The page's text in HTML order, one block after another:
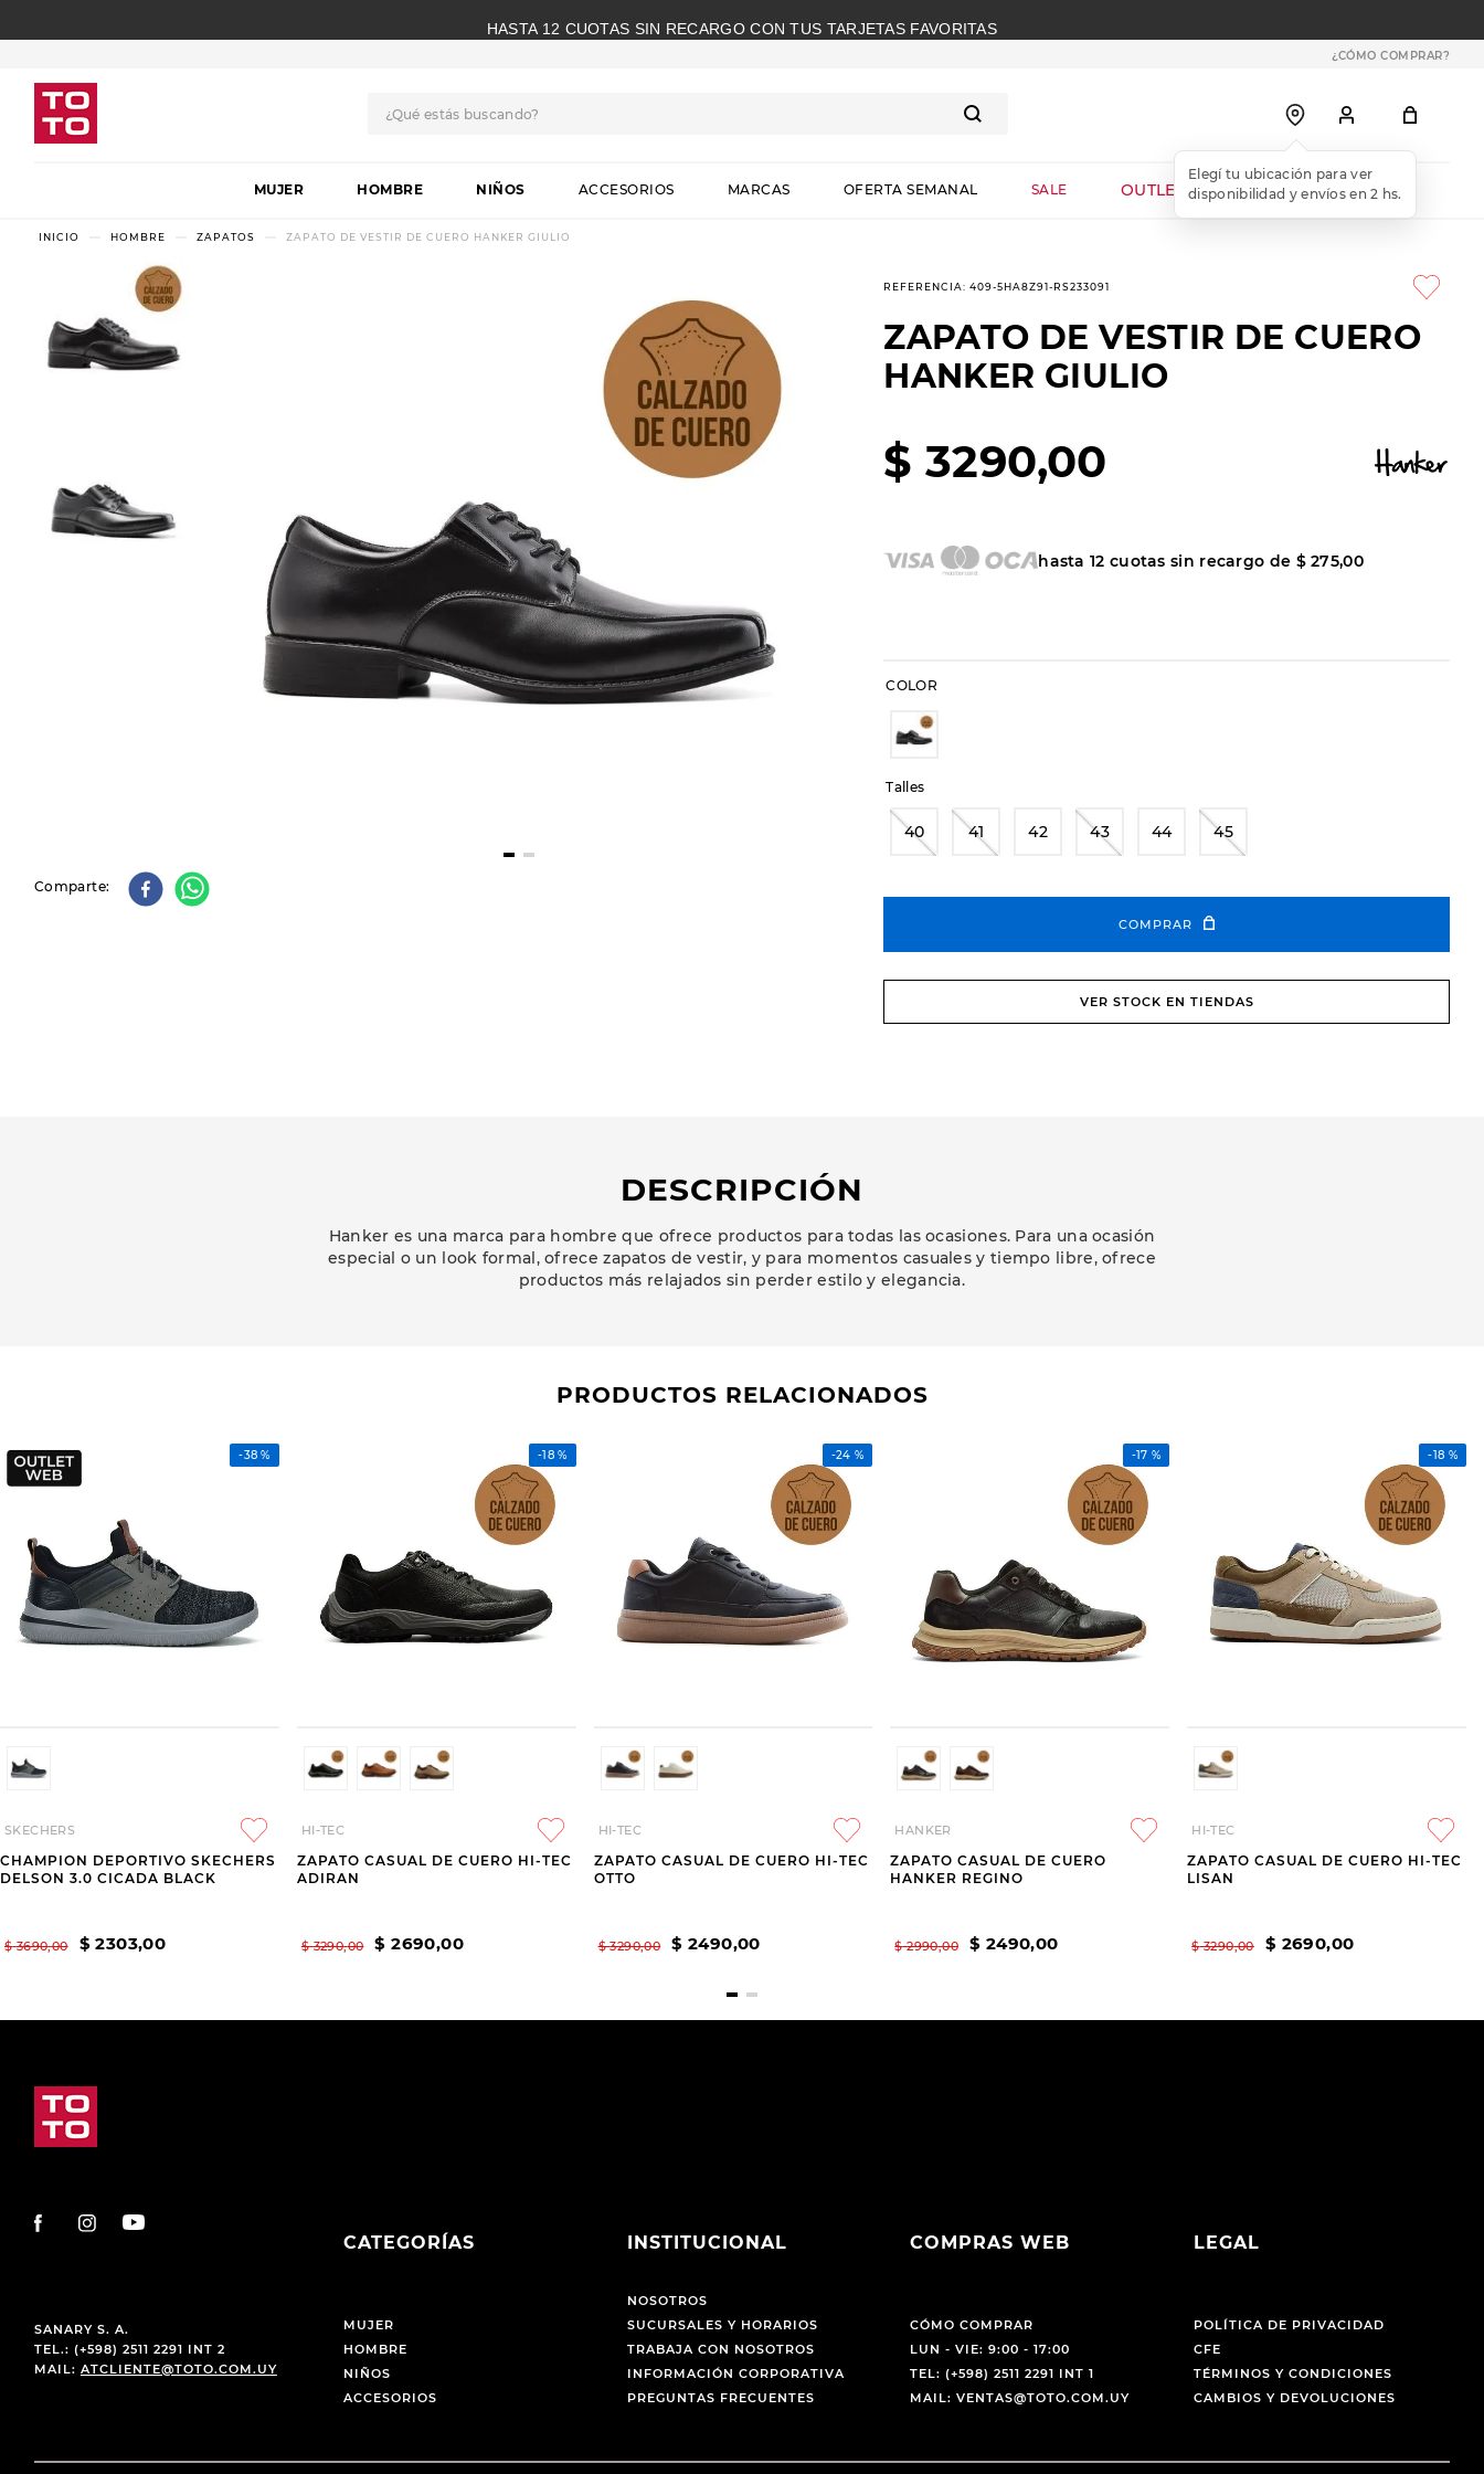
HASTA 12 CUOTAS SIN RECARGO CON TUS TARJETAS FAVORITAS
¿CÓMO COMPRAR?
MUJER HOMBRE NIÑOS ACCESORIOS MARCAS OFERTA SEMANAL SALE OUTLET WEB
HOMBRE ZAPATOS ZAPATO DE VESTIR DE CUERO HANKER GIULIO
Comparte
REFERENCIA:409-5HA8Z91-RS233091
ZAPATO DE VESTIR DE CUERO
HANKER GIULIO
$ 3290,00
hasta12 cuotas sin recargo de $ 275,00
COLOR
Talles
40 41 42 43 44 45
COMPRAR
VER STOCK EN TIENDAS
DESCRIPCIÓN
Hanker es una marca para hombre que ofrece productos para todas las ocasiones. Para una ocasión
especial o un look formal, ofrece zapatos de vestir, y para momentos casuales y tiempo libre, ofrece
productos más relajados sin perder estilo y elegancia.
PRODUCTOS RELACIONADOS
-38 %
SKECHERS
CHAMPION DEPORTIVO SKECHERS
DELSON 3.0 CICADA BLACK
$ 3690,00 $ 2303,00
-18 %
HI-TEC
ZAPATO CASUAL DE CUERO HI-TEC
ADIRAN
$ 3290,00 $ 2690,00
-24 %
HI-TEC
ZAPATO CASUAL DE CUERO HI-TEC
OTTO
$ 3290,00 $ 2490,00
-17 %
HANKER
ZAPATO CASUAL DE CUERO
HANKER REGINO
$ 2990,00 $ 2490,00
-18 %
HI-TEC
ZAPATO CASUAL DE CUERO HI-TEC
LISAN
$ 3290,00 $ 2690,00
SANARY S. A.
TEL.: (+598) 2511 2291 INT 2
MAIL: ATCLIENTE@TOTO.COM.UY
CATEGORÍAS
MUJER
HOMBRE
NIÑOS
ACCESORIOS
INSTITUCIONAL
NOSOTROS
SUCURSALES Y HORARIOS
TRABAJA CON NOSOTROS
INFORMACIÓN CORPORATIVA
PREGUNTAS FRECUENTES
COMPRAS WEB
CÓMO COMPRAR
LUN - VIE: 9:00 - 17:00
TEL: (+598) 2511 2291 INT 1
MAIL: VENTAS@TOTO.COM.UY
LEGAL
POLÍTICA DE PRIVACIDAD
CFE
TÉRMINOS Y CONDICIONES
CAMBIOS Y DEVOLUCIONES
1.
botas
2.
skechers
10. botas dama